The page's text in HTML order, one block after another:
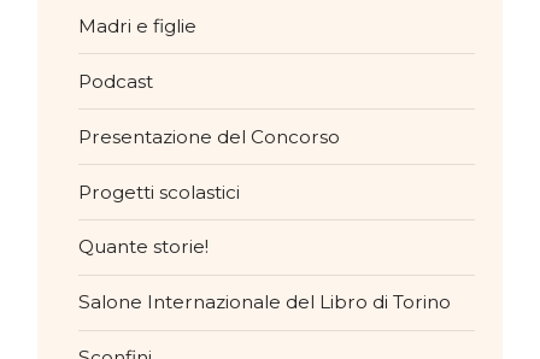
Madri e figlie
Podcast
Presentazione del Concorso
Progetti scolastici
Quante storie!
Salone Internazionale del Libro di Torino